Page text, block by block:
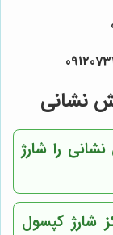
نشانی
را شارژ
شارژ کپسول